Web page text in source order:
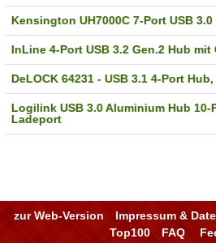
Kensington UH7000C 7-Port USB
InLine 4-Port USB 3.2 Gen.2 Hub
DeLOCK 64231 - USB 3.1 4-Port
Logilink USB 3.0 Aluminium Hub 10-
Ladeport
zur Web-Version Impressum &
Top100
FAQ